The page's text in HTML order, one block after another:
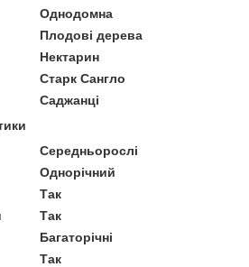
Однодомна
Плодові дерева
Нектарин
Старк Сангло
Саджанці
Середньорослі
Однорічний
Так
Так
Багаторічні
Так